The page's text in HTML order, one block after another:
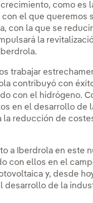
como es
el que queremos
con la que se
la
trabajar
contribuyó con
con el hidrógeno.
en el desarrollo de
reducción de
a Iberdrola en este
con ellos en el
y, desde
desarrollo de la